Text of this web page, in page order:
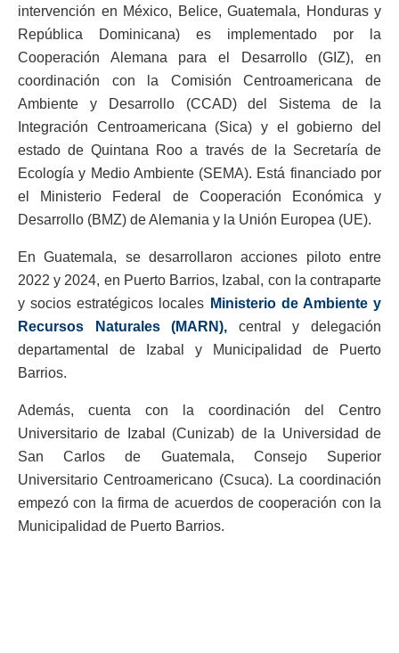
intervención en México, Belice, Guatemala, Honduras y
República Dominicana) es implementado por la
Cooperación Alemana para el Desarrollo (GIZ), en
coordinación con la Comisión Centroamericana de
Ambiente y Desarrollo (CCAD) del Sistema de la
Integración Centroamericana (Sica) y el gobierno del
estado de Quintana Roo a través de la Secretaría de
Ecología y Medio Ambiente (SEMA). Está financiado por
el Ministerio Federal de Cooperación Económica y
Desarrollo (BMZ) de Alemania y la Unión Europea (UE).
En Guatemala, se desarrollaron acciones piloto entre
2022 y 2024, en Puerto Barrios, Izabal, con la contraparte
y socios estratégicos locales Ministerio de Ambiente y
Recursos Naturales (MARN), central y delegación
departamental de Izabal y Municipalidad de Puerto
Barrios.
Además, cuenta con la coordinación del Centro
Universitario de Izabal (Cunizab) de la Universidad de
San Carlos de Guatemala, Consejo Superior
Universitario Centroamericano (Csuca). La coordinación
empezó con la firma de acuerdos de cooperación con la
Municipalidad de Puerto Barrios.